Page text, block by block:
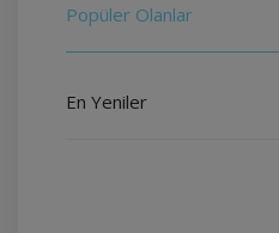
Popüler Olanlar
En Yeniler